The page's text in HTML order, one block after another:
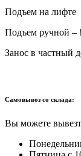
Подъем на лифте
Подъем ручной – !
Занос в частный
Самовывоз со склада:
Вы можете